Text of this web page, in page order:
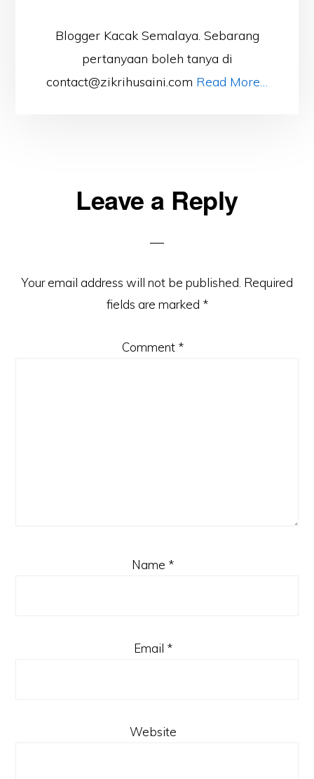
Blogger Kacak Semalaya. Sebarang
pertanyaan boleh tanya di
contact@zikrihusaini.com Read More…
ReaderLeave a Reply
Your email address will not be published. Required
fields are marked *
Comment *
Name *
Email *
Website